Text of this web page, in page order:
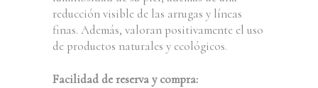
reducción visible de las arrugas y líneas
finas. Además, valoran positivamente el uso
de productos naturales y ecológicos.
Facilidad de reserva y compra: